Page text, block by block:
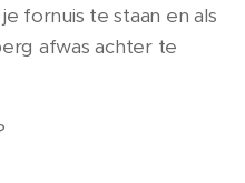
fornuis te staan en als
afwas achter te